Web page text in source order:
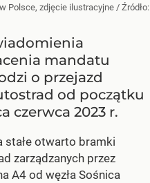
Polsce, zdjęcie ilustracyjne / Źródło:
mandatu
o przejazd
od początku
czerwca 2023 r.
stałe otwarto bramki
zarządzanych przez
A4 od węzła Sośnica